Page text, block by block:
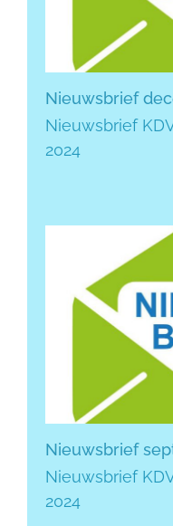
Nieuwsbrief
Nieuwsbrief
2024
Nieuwsbrief
Nieuwsbrief
2024